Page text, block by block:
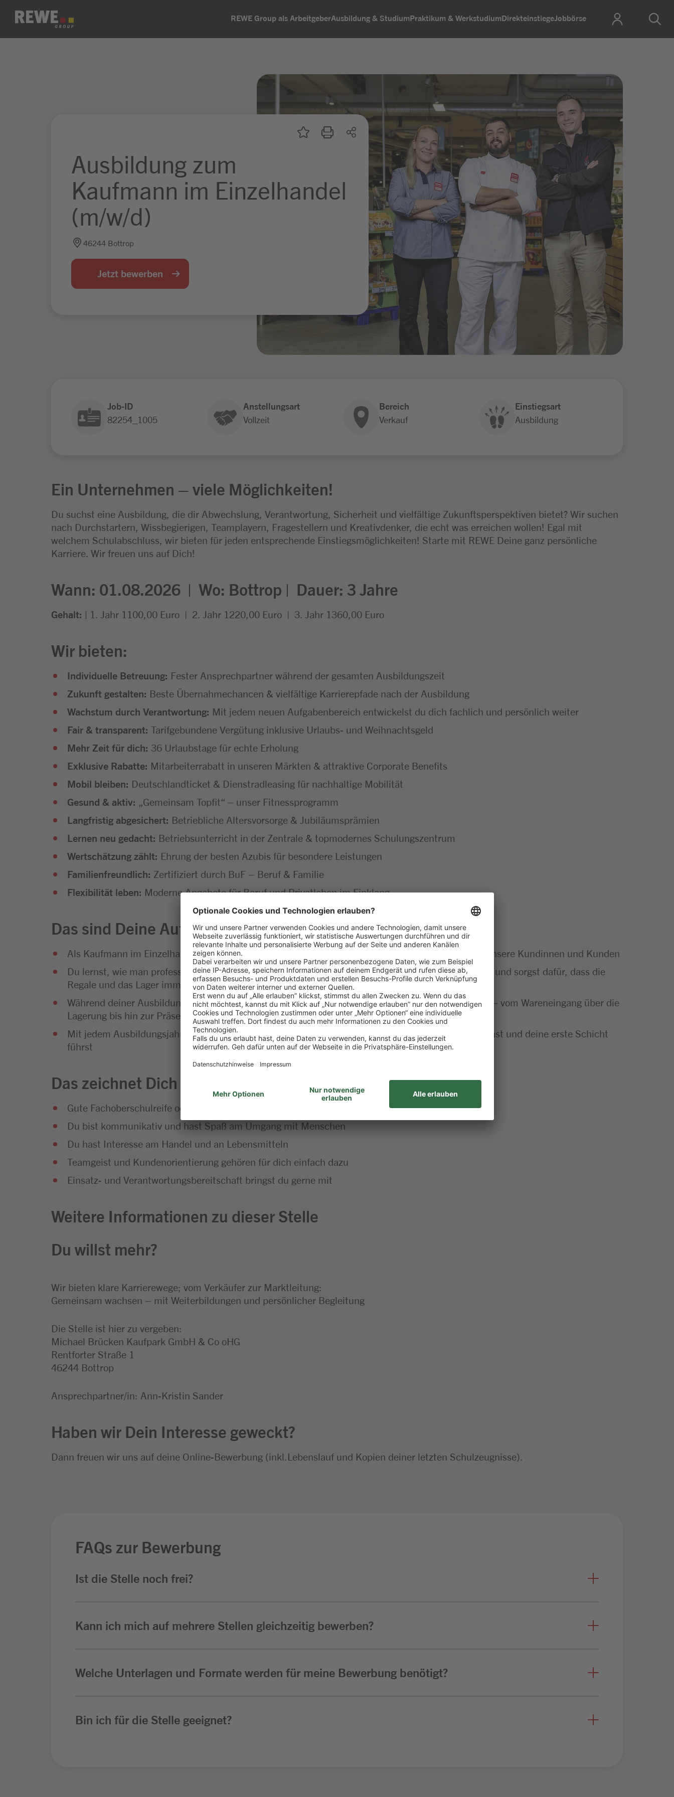
Zum Inhalt springen REWE Group als ArbeitgeberAusbildung & StudiumPraktikum & WerkstudiumDirekteinstiegeJobbörse
Ausbildung zum
Kaufmann im Einzelhandel
(m/w/d)
46244 Bottrop
Jetzt bewerben
Job-ID
82254_1005
Anstellungsart
Vollzeit
Bereich
Verkauf
Einstiegsart
Ausbildung
Ein Unternehmen – viele Möglichkeiten!
Du suchst eine Ausbildung, die dir Abwechslung, Verantwortung, Sicherheit und vielfältige Zukunftsperspektiven bietet? Wir suchen
nach Durchstartern, Wissbegierigen, Teamplayern, Fragestellern und Kreativdenker, die echt was erreichen wollen! Egal mit
welchem Schulabschluss, wir bieten für jeden entsprechende Einstiegsmöglichkeiten! Starte mit REWE Deine ganz persönliche
Karriere. Wir freuen uns auf Dich!
Wann: 01.08.2026 | Wo: Bottrop | Dauer: 3 Jahre
Gehalt: | 1. Jahr 1100,00 Euro | 2. Jahr 1220,00 Euro | 3. Jahr 1360,00 Euro
Wir bieten:
Individuelle Betreuung: Fester Ansprechpartner während der gesamten Ausbildungszeit
Zukunft gestalten: Beste Übernahmechancen & vielfältige Karrierepfade nach der Ausbildung
Wachstum durch Verantwortung: Mit jedem neuen Aufgabenbereich entwickelst du dich fachlich und persönlich weiter
Fair & transparent: Tarifgebundene Vergütung inklusive Urlaubs- und Weihnachtsgeld
Mehr Zeit für dich: 36 Urlaubstage für echte Erholung
Exklusive Rabatte: Mitarbeiterrabatt in unseren Märkten & attraktive Corporate Benefits
Mobil bleiben: Deutschlandticket & Dienstradleasing für nachhaltige Mobilität
Gesund & aktiv:
„Gemeinsam Topfit“ – unser Fitnessprogramm
Langfristig abgesichert: Betriebliche Altersvorsorge & Jubiläumsprämien
Lernen neu gedacht: Betriebsunterricht in der Zentrale & topmodernes Schulungszentrum
Wertschätzung zählt: Ehrung der besten Azubis für besondere Leistungen
Familienfreundlich: Zertifiziert durch BuF – Beruf & Familie
Flexibilität leben: Moderne Angebote für Beruf und Privatleben im Einklang
Das sind Deine Aufgaben
Als Kaufmann im Einzelhandel bist du das Gesicht unseres Marktes – erster Ansprechpartner für unsere Kundinnen und Kunden
Du lernst, wie man professionelle Verkaufsgespräche führt, wirst zum Experten für unser Sortiment und sorgst dafür, dass die
Regale und das Lager immer gut gefüllt sind
Während deiner Ausbildung wirst du mit allen wichtigen Einzelhandelsprozessen vertraut gemacht – vom Wareneingang über die
Lagerung bis hin zur Präsentation und dem Verkauf
Mit jedem Ausbildungsjahr wächst deine Verantwortung – bis du schließlich selbst den Einsatz planst und deine erste Schicht
führst
Das zeichnet Dich aus
Gute Fachoberschulreife oder Fachabitur
Du bist kommunikativ und hast Spaß am Umgang mit Menschen
Du hast Interesse am Handel und an Lebensmitteln
Teamgeist und Kundenorientierung gehören für dich einfach dazu
Einsatz- und Verantwortungsbereitschaft bringst du gerne mit
Weitere Informationen zu dieser Stelle
Du willst mehr?
Wir bieten klare Karrierewege; vom Verkäufer zur Marktleitung:
Gemeinsam wachsen – mit Weiterbildungen und persönlicher Begleitung
Die Stelle ist hier zu vergeben:
Michael Brücken Kaufpark GmbH & Co oHG
Rentforter Straße 1
46244 Bottrop
Ansprechpartner/in: Ann-Kristin Sander
Haben wir Dein Interesse geweckt?
Dann freuen wir uns auf deine Online-Bewerbung (inkl.Lebenslauf und Kopien deiner letzten Schulzeugnisse).
FAQs zur Bewerbung
Ist die Stelle noch frei?
Kann ich mich auf mehrere Stellen gleichzeitig bewerben?
Welche Unterlagen und Formate werden für meine Bewerbung benötigt?
Bin ich für die Stelle geeignet?